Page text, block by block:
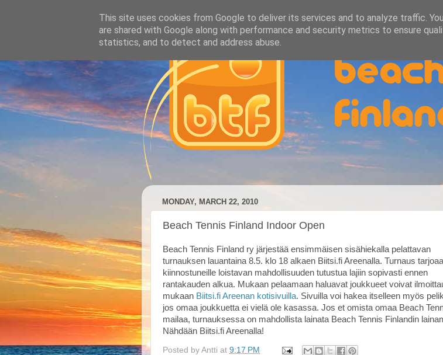
MONDAY, MARCH 22, 2010
Beach Tennis Finland Indoor Open
Beach Tennis Finland ry järjestää ensimmäisen sisähiekalla pelattavan
turnauksen lauantaina 8.5. klo 18 alkaen Biitsi.fi Areenalla. Turnaus
kiinnostuneille loistavan mahdollisuuden tutustua lajiin sopivasti ennen
rantakauden alkua. Mukaan pelaamaan haluavat joukkueet voivat
mukaan Biitsi.fi Areenan kotisivuilla. Sivuilla voi hakea itselleen myös
jos omaa joukkuetta ei vielä ole kasassa. Jos et omista omaa Beach
mailaa, turnauksessa on mahdollista lainata Beach Tennis Finlandin
Nähdään Biitsi.fi Areenalla!
Posted by Antti at 9:17 PM
This site uses cookies from Google to deliver its services and to analyze traffic.
are shared with Google along with performance and security metrics to ensure
statistics, and to detect and address abuse.